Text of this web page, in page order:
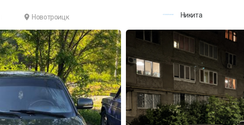
Новотроицк Никита